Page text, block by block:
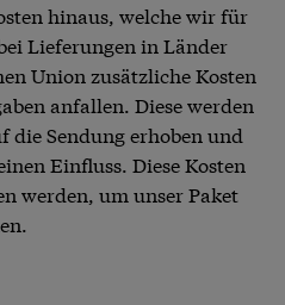
hinaus, welche wir für
Lieferungen in Länder
Union zusätzliche Kosten
anfallen. Diese werden
Sendung erhoben und
Einfluss. Diese Kosten
werden, um unser Paket